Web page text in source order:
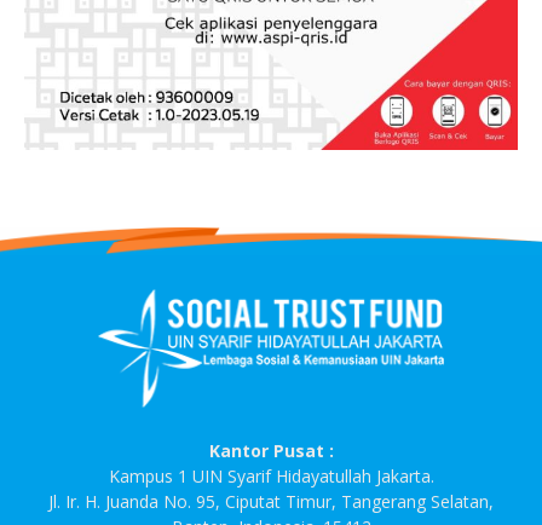
Kantor Pusat :
Kampus 1 UIN Syarif Hidayatullah Jakarta.
Jl. Ir. H. Juanda No. 95, Ciputat Timur, Tangerang Selatan,